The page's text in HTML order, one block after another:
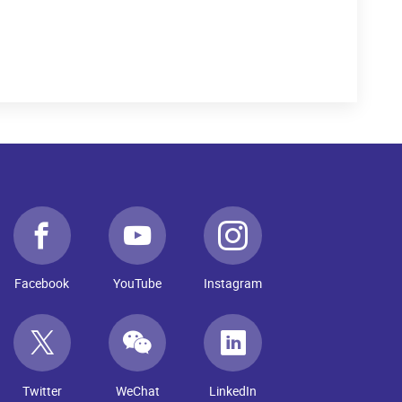
Facebook YouTube Instagram
Twitter WeChat LinkedIn